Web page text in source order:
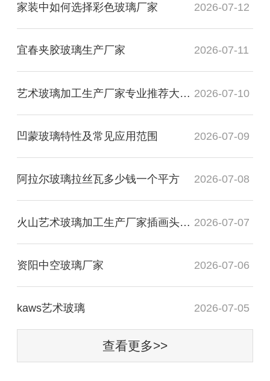
家装中如何选择彩色玻璃厂家 2026-07-12
宜春夹胶玻璃生产厂家 2026-07-11
艺术玻璃加工生产厂家专业推荐大专毕业 2026-07-10
凹蒙玻璃特性及常见应用范围 2026-07-09
阿拉尔玻璃拉丝瓦多少钱一个平方 2026-07-08
火山艺术玻璃加工生产厂家插画头像图 2026-07-07
资阳中空玻璃厂家 2026-07-06
kaws艺术玻璃 2026-07-05
查看更多>>